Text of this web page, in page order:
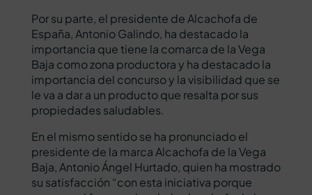
Por su parte, el presidente de Alcachofa de
España, Antonio Galindo, ha destacado la
importancia que tiene la comarca de la Vega
Baja como zona productora y ha destacado la
importancia del concurso y la visibilidad que se
le va a dar a un producto que resalta por sus
propiedades saludables.
En el mismo sentido se ha pronunciado el
presidente de la marca Alcachofa de la Vega
Baja, Antonio Ángel Hurtado, quien ha mostrado
su satisfacción “con esta iniciativa porque